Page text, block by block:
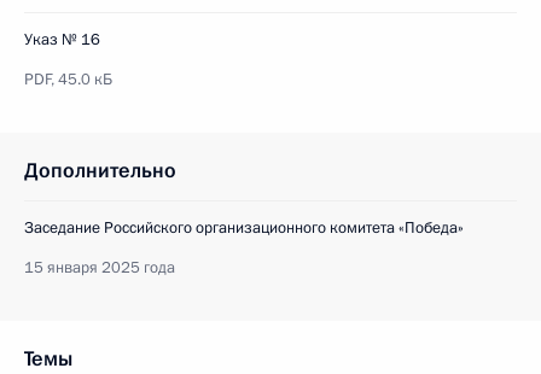
Указ № 16
PDF,45.0 кБ
Дополнительно
Заседание Российского организационного комитета «Победа»
15 января 2025 года
Темы